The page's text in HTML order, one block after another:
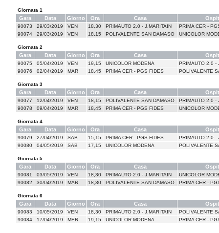
Giornata 1
Gara Data Giorno Ora Casa
90073 29/03/2019 VEN 18,30 PRIMAUTO 2.0 - J.MARITAIN
PRIMA CER -
90074
29/03/2019 VEN 18,15 POLIVALENTE SAN DAMASO UNICOLOR
Giornata 2
Gara Data Giorno Ora Casa
90075 05/04/2019 VEN 19,15 UNICOLOR MODENA
PRIMAUTO 2.0 -
90076
02/04/2019 MAR 18,45 PRIMA CER - PGS FIDES POLIVALENTE
Giornata 3
Gara Data Giorno Ora Casa
90077 12/04/2019 VEN 18,15 POLIVALENTE SAN DAMASO
PRIMAUTO 2.0 -
90078
09/04/2019 MAR 18,45 PRIMA CER - PGS FIDES UNICOLOR
Giornata 4
Gara Data Giorno Ora Casa
90079 27/04/2019 SAB 15,15 PRIMA CER - PGS FIDES
PRIMAUTO 2.0 -
90080
04/05/2019 SAB 17,15 UNICOLOR MODENA POLIVALENTE
Giornata 5
Gara Data Giorno Ora Casa
90081 03/05/2019 VEN 18,30 PRIMAUTO 2.0 - J.MARITAIN
UNICOLOR
90082
30/04/2019 MAR 18,30 POLIVALENTE SAN DAMASO PRIMA CER -
Giornata 6
Gara Data Giorno Ora Casa
90083 10/05/2019 VEN 18,30 PRIMAUTO 2.0 - J.MARITAIN
POLIVALENTE
90084
17/04/2019 MER 19,15 UNICOLOR MODENA PRIMA CER -